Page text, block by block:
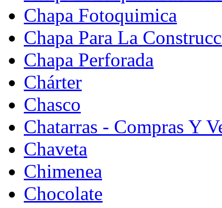
Chapa Fotoquimica
Chapa Para La
Chapa Perforada
Chárter
Chasco
Chatarras - Compras Y
Chaveta
Chimenea
Chocolate